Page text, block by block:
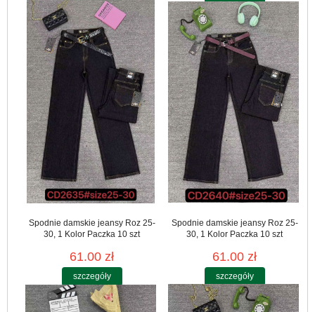
Spodnie damskie jeansy Roz 25-
30, 1 Kolor Paczka 10 szt
61.00 zł
szczegóły
Spodnie damskie jeansy Roz 25-
30, 1 Kolor Paczka 10 szt
61.00 zł
szczegóły